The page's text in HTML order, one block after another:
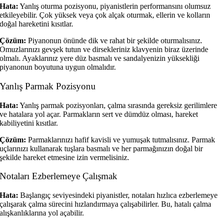
Hata: Yanlış oturma pozisyonu, piyanistlerin performansını olumsuz
etkileyebilir. Çok yüksek veya çok alçak oturmak, ellerin ve kolların
doğal hareketini kısıtlar.
Çözüm: Piyanonun önünde dik ve rahat bir şekilde oturmalısınız.
Omuzlarınızı gevşek tutun ve dirsekleriniz klavyenin biraz üzerinde
olmalı. Ayaklarınız yere düz basmalı ve sandalyenizin yüksekliği
piyanonun boyutuna uygun olmalıdır.
Yanlış Parmak Pozisyonu
Hata: Yanlış parmak pozisyonları, çalma sırasında gereksiz gerilimlere
ve hatalara yol açar. Parmakların sert ve dümdüz olması, hareket
kabiliyetini kısıtlar.
Çözüm: Parmaklarınızı hafif kavisli ve yumuşak tutmalısınız. Parmak
uçlarınızı kullanarak tuşlara basmalı ve her parmağınızın doğal bir
şekilde hareket etmesine izin vermelisiniz.
Notaları Ezberlemeye Çalışmak
Hata: Başlangıç seviyesindeki piyanistler, notaları hızlıca ezberlemeye
çalışarak çalma sürecini hızlandırmaya çalışabilirler. Bu, hatalı çalma
alışkanlıklarına yol açabilir.